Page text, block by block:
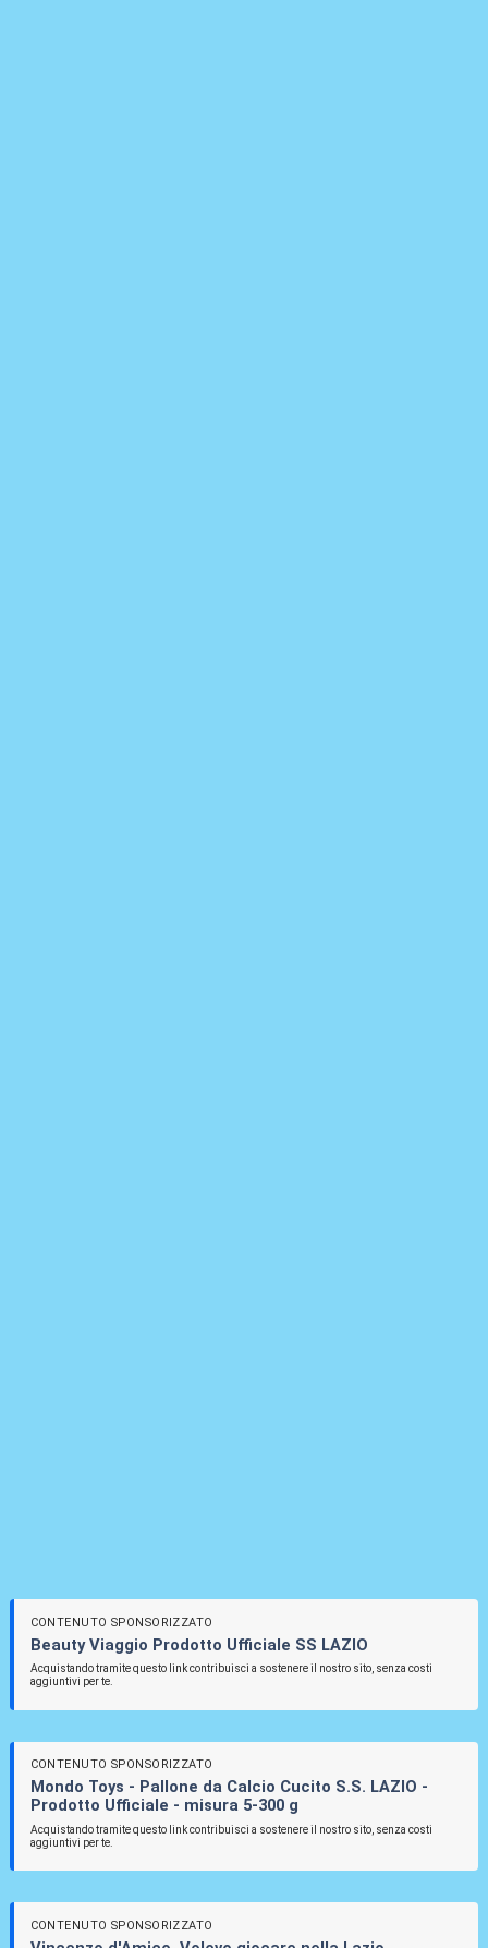
CONTENUTO SPONSORIZZATO
Beauty Viaggio Prodotto Ufficiale SS LAZIO
Acquistando tramite questo link contribuisci a sostenere il nostro sito, senza costi
aggiuntivi per te.
CONTENUTO SPONSORIZZATO
Mondo Toys - Pallone da Calcio Cucito S.S. LAZIO -
Prodotto Ufficiale - misura 5-300 g
Acquistando tramite questo link contribuisci a sostenere il nostro sito, senza costi
aggiuntivi per te.
CONTENUTO SPONSORIZZATO